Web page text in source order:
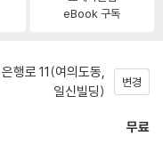
eBook 구독
행로 11(여의도동,
일신빌딩)
변경
무료